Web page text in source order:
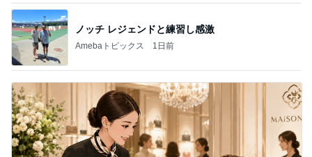
ノッチ レジェンドと練習し感激
Amebaトピックス 1日前